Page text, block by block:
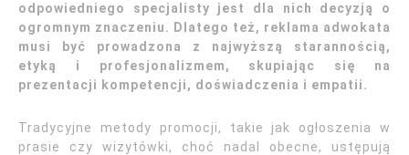
odpowiedniego specjalisty jest dla nich decyzją o
ogromnym znaczeniu. Dlatego też, reklama adwokata
musi być prowadzona z najwyższą starannością,
etyką i profesjonalizmem, skupiając się na
prezentacji kompetencji, doświadczenia i empatii.
Tradycyjne metody promocji, takie jak ogłoszenia w
prasie czy wizytówki, choć nadal obecne, ustępują